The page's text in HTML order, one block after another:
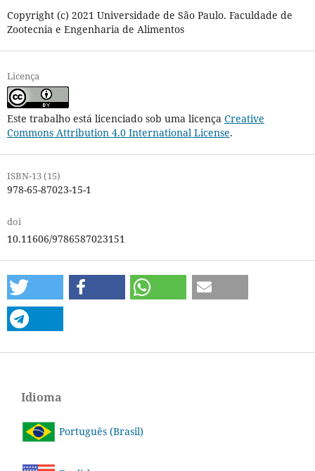
Copyright (c) 2021 Universidade de São Paulo. Faculdade de
Zootecnia e Engenharia de Alimentos
Licença
Este trabalho está licenciado sob uma licença Creative
Commons Attribution 4.0 International License.
ISBN-13 (15)
978-65-87023-15-1
doi
10.11606/9786587023151
Idioma
Português (Brasil)